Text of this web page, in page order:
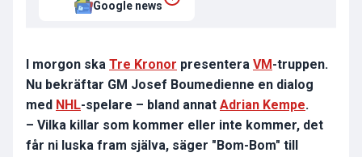
Google news
I morgon ska Tre Kronor presentera VM -truppen.
Nu bekräftar GM Josef Boumedienne en dialog
med NHL-spelare – bland annat Adrian Kempe.
– Vilka killar som kommer eller inte kommer, det
får ni luska fram själva, säger "Bom-Bom" till